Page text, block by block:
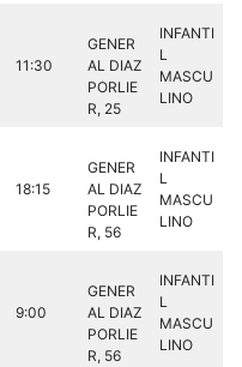
11:30
GENER
AL DIAZ
PORLIE
R, 25
INFANTI
L
MASCU
LINO
18:15
GENER
AL DIAZ
PORLIE
R, 56
INFANTI
L
MASCU
LINO
9:00
GENER
AL DIAZ
PORLIE
R, 56
INFANTI
L
MASCU
LINO